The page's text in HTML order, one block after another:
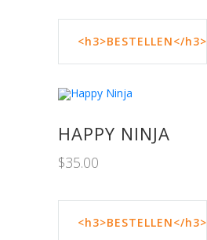
<h3>BESTELLEN</h3>
HAPPY NINJA
$35.00
<h3>BESTELLEN</h3>